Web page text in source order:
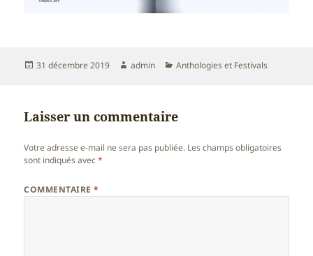
Publié
31 décembre 2019 Auteur
admin Catégories
Anthologies et Festivals
Laisser un commentaire
Votre adresse e-mail ne sera pas publiée. Les champs obligatoires
sont indiqués avec*
COMMENTAIRE*